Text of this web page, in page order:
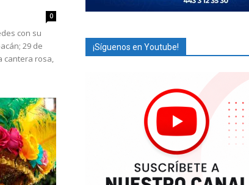
0
con su
29 de
cantera rosa,
¡Síguenos en Youtube!